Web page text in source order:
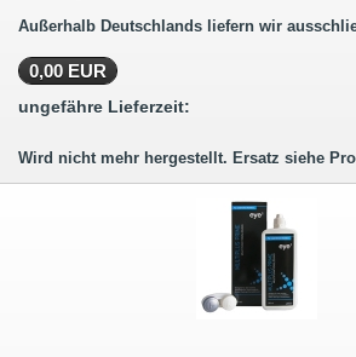
Außerhalb Deutschlands liefern wir
0,00 EUR
ungefähre Lieferzeit:
Wird nicht mehr hergestellt. Ersatz siehe